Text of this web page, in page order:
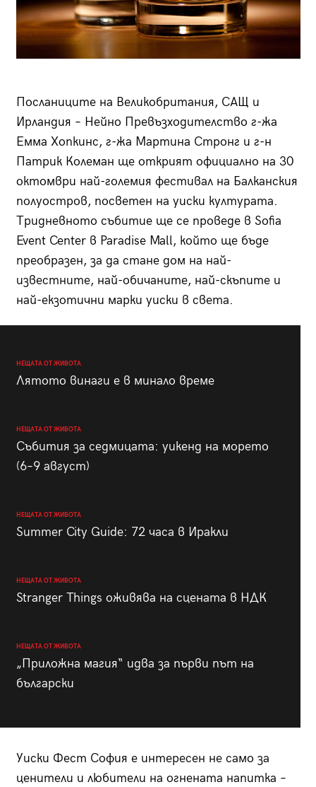
Посланиците на Великобритания, САЩ и
Ирландия – Нейно Превъзходителство г-жа
Емма Хопкинс, г-жа Мартина Стронг и г-н
Патрик Колеман ще открият официално на 30
октомври най-големия фестивал на Балканския
полуостров, посветен на уиски културата.
Тридневното събитие ще се проведе в Sofia
Event Center в Paradise Mall, който ще бъде
преобразен, за да стане дом на най-
известните, най-обичаните, най-скъпите и
най-екзотични марки уиски в света.
НЕЩАТА ОТ ЖИВОТА
Лятото винаги е в минало време
НЕЩАТА ОТ ЖИВОТА
Събития за седмицата: уикенд на морето
(6–9 август)
НЕЩАТА ОТ ЖИВОТА
Summer City Guide: 72 часа в Иракли
НЕЩАТА ОТ ЖИВОТА
Stranger Things оживява на сцената в НДК
НЕЩАТА ОТ ЖИВОТА
„Приложна магия“ идва за първи път на
български
Уиски Фест София е интересен не само за
ценители и любители на огнената напитка –